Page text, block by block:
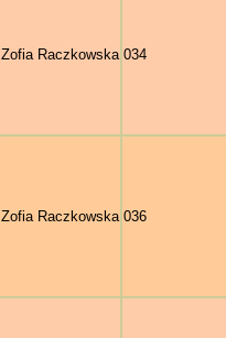
Zofia Raczkowska 034
Zofia Raczkowska 036